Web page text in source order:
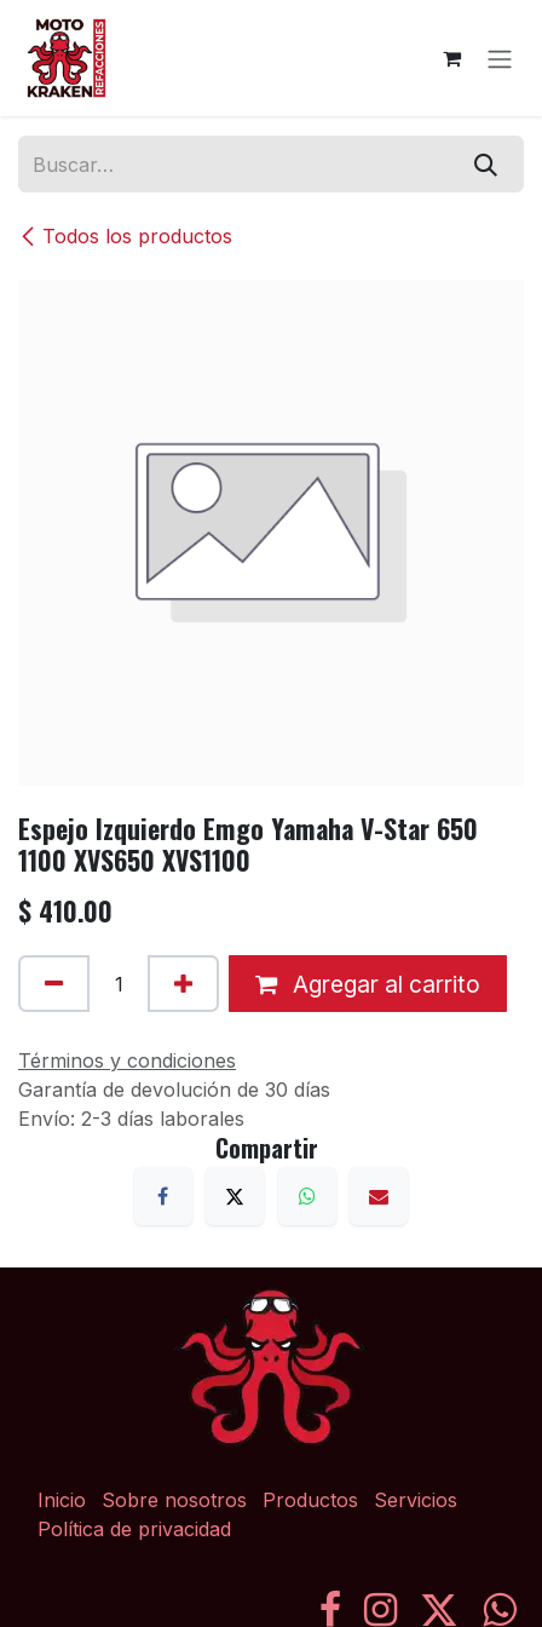
Ir al contenido
Todos los productos
Espejo Izquierdo Emgo Yamaha V-Star 650
1100 XVS650 XVS1100
$ 410.00
Agregar al carrito
Términos y condiciones
Garantía de devolución de 30 días
Envío: 2-3 días laborales
Compartir
Inicio Sobre nosotros Productos
Servicios
Política de privacidad